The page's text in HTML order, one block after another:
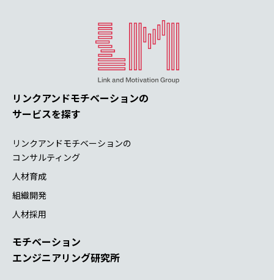
リンクアンドモチベーションの
サービスを探す
リンクアンドモチベーションの
コンサルティング
人材育成
組織開発
人材採用
モチベーション
エンジニアリング研究所